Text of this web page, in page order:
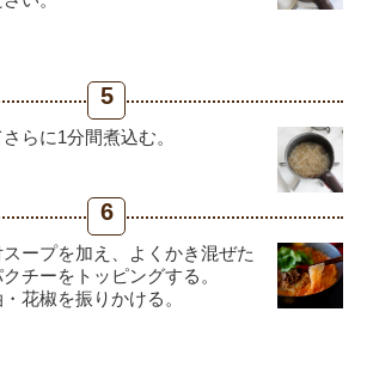
5
らに1分間煮込む。
6
ープを加え、よくかき混ぜた
チーをトッピングする。
花椒を振りかける。